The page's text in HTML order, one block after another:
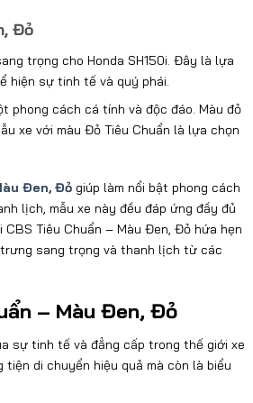
Đỏ
trọng cho Honda SH150i. Đây là lựa
hiện sự tinh tế và quý phái.
phong cách cá tính và độc đáo. Màu đỏ
xe với màu Đỏ Tiêu Chuẩn là lựa chọn
Đen, Đỏ giúp làm nổi bật phong cách
lịch, mẫu xe này đều đáp ứng đầy đủ
CBS Tiêu Chuẩn – Màu Đen, Đỏ hứa hẹn
sang trọng và thanh lịch từ các
– Màu Đen, Đỏ
sự tinh tế và đẳng cấp trong thế giới xe
di chuyển hiệu quả mà còn là biểu